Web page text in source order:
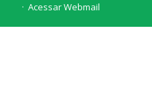
Acessar Webmail